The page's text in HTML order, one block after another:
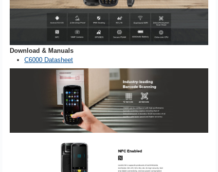
Download & Manuals
C6000 Datasheet